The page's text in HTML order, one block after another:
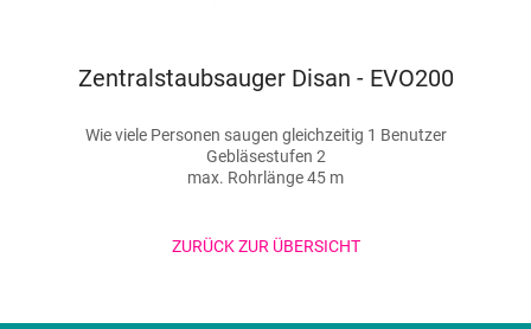
- EVO200
1 Benutzer
Zentralstaubsauger Disan
Wie viele Personen saugen
max. Rohrlänge ca. 100 m
ZURÜCK ZUR ÜBERSICHT